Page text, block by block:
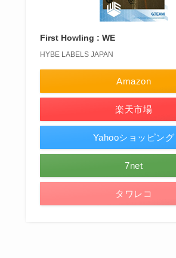
First Howling : WE
HYBE LABELS JAPAN
Amazon
楽天市場
Yahooショッピング
7net
タワレコ